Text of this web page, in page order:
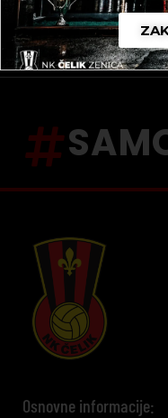
Osnovne informacije: